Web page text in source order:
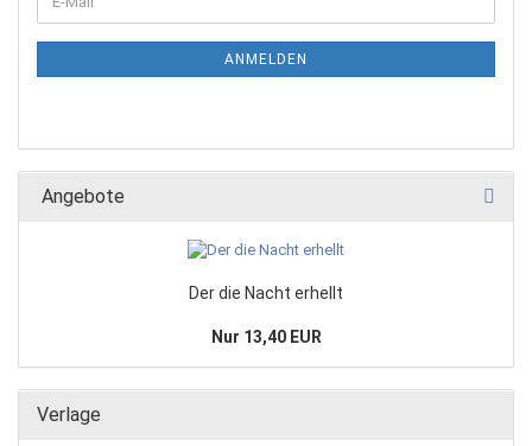
ANMELDEN
Angebote
Der die Nacht erhellt
Nur 13,40 EUR
Verlage